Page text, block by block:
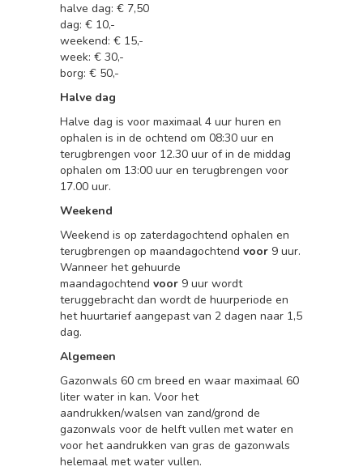
halve dag: € 7,50
dag: € 10,-
weekend: € 15,-
week: € 30,-
borg: € 50,-
Halve dag
Halve dag is voor maximaal 4 uur huren en
ophalen is in de ochtend om 08:30 uur en
terugbrengen voor 12.30 uur of in de middag
ophalen om 13:00 uur en terugbrengen voor
17.00 uur.
Weekend
Weekend is op zaterdagochtend ophalen en
terugbrengen op maandagochtend voor 9 uur.
Wanneer het gehuurde
maandagochtend voor 9 uur wordt
teruggebracht dan wordt de huurperiode en
het huurtarief aangepast van 2 dagen naar 1,5
dag.
Algemeen
Gazonwals 60 cm breed en waar maximaal 60
liter water in kan. Voor het
aandrukken/walsen van zand/grond de
gazonwals voor de helft vullen met water en
voor het aandrukken van gras de gazonwals
helemaal met water vullen.